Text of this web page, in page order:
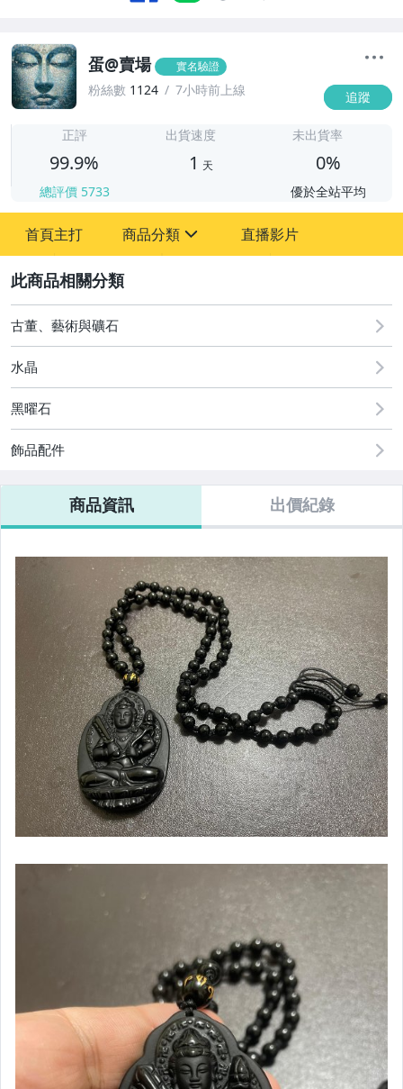
蛋@賣場 實名驗證
粉絲數 1124 7小時前上線 追蹤
正評
99.9%
總評價 5733
出貨速度
1 天
未出貨率
0%
優於全站平均
首頁主打 商品分類
圖書/影音/文具
古董、藝術與礦石
男性精品與服飾
偶像、球員卡與郵幣
手錶與飾品配件
家電與影音視聽
運動、戶外與休閒
直播影片
古董、藝術與礦石
水晶
黑曜石
飾品配件
商品資訊 出價紀錄